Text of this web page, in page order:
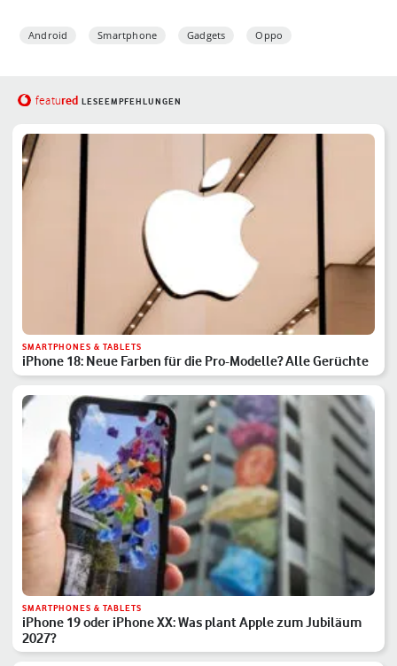
Android Smartphone Gadgets Oppo
featured LESEEMPFEHLUNGEN
SMARTPHONES & TABLETS
iPhone 18: Neue Farben für die Pro-Modelle? Alle Gerüchte
SMARTPHONES & TABLETS
iPhone 19 oder iPhone XX: Was plant Apple zum Jubiläum
2027?